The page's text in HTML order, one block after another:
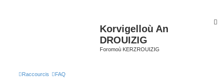
Korvigelloù An
DROUIZIG
Foromoù KERZROUIZIG
Raccourcis FAQ